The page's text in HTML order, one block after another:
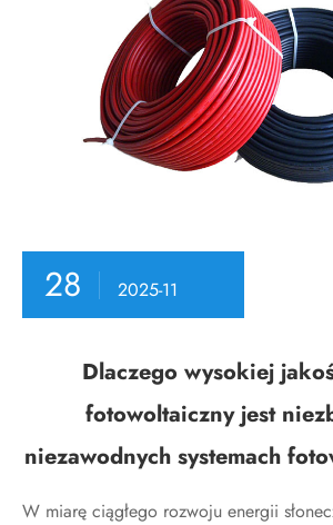
28 2025-11
Dlaczego wysokiej
fotowoltaiczny jest
niezawodnych systemach
W miarę ciągłego rozwoju energii